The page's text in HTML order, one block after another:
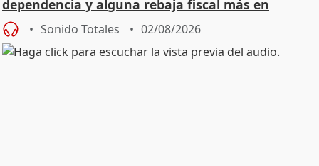
dependencia y alguna rebaja fiscal más en
vivienda
Sonido Totales 02/08/2026